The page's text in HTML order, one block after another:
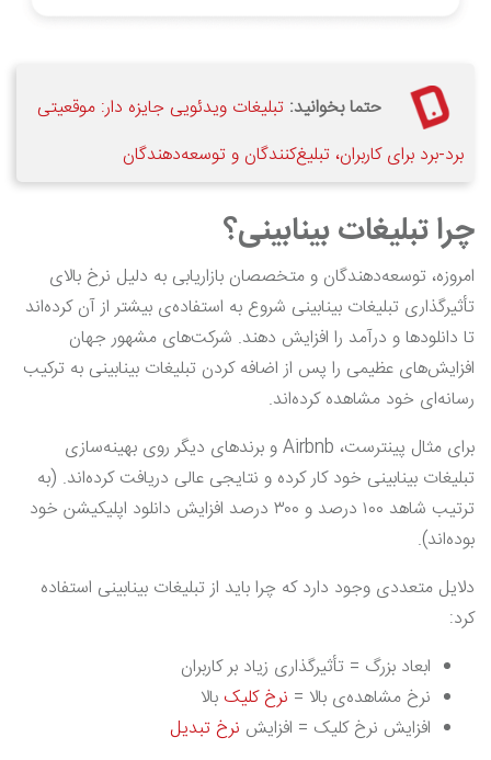
حتما بخوانید: تبلیغات ویدئویی جایزه دار: موقعیتی
برد-برد برای کاربران، تبلیغ‌کنندگان و توسعه‌دهندگان
چرا تبلیغات بینابینی؟
امروزه، توسعه‌دهندگان و متخصصان بازاریابی به دلیل نرخ بالای
تأثیرگذاری تبلیغات بینابینی شروع به استفاده‌ی بیشتر از آن کرده‌اند
تا دانلودها و درآمد را افزایش دهند. شرکت‌های مشهور جهان
افزایش‌های عظیمی را پس از اضافه کردن تبلیغات بینابینی به ترکیب
رسانه‌ای خود مشاهده کرده‌اند.
برای مثال پینترست، Airbnb و برندهای دیگر روی بهینه‌سازی
تبلیغات بینابینی خود کار کرده و نتایجی عالی دریافت کرده‌اند. (به
ترتیب شاهد ۱۰۰ درصد و ۳۰۰ درصد افزایش دانلود اپلیکیشن خود
بوده‌اند).
دلایل متعددی وجود دارد که چرا باید از تبلیغات بینابینی استفاده
کرد:
ابعاد بزرگ = تأثیرگذاری زیاد بر کاربران
نرخ مشاهده‌ی بالا = نرخ کلیک بالا
افزایش نرخ کلیک = افزایش نرخ تبدیل